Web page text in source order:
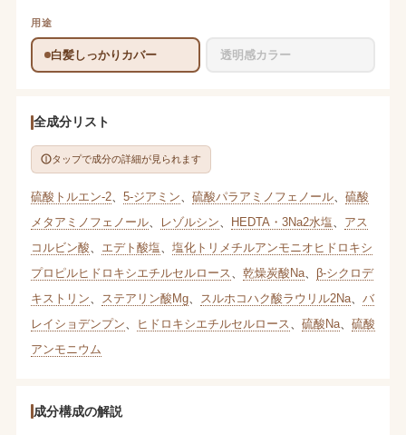
用途
白髪しっかりカバー 透明感カラー
全成分リスト
タップで成分の詳細が見られます
硫酸トルエン-2、 5-ジアミン 硫酸パラアミノフェノール、 硫酸
メタアミノフェノール、 レゾルシン HEDTA・3Na2水塩
アス
コルビン酸
エデト酸塩
塩化トリメチルアンモニオヒドロキシ
プロピルヒドロキシエチルセルロース
乾燥炭酸Na、 β-シクロデ
キストリン
ステアリン酸Mg、 スルホコハク酸ラウリル2Na、 バ
レイショデンプン
ヒドロキシエチルセルロース 硫酸Na、 硫酸
アンモニウム
成分構成の解説